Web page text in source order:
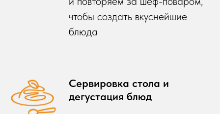
чтобы создать вкуснейшие
блюда
Сервировка стола и
дегустация блюд